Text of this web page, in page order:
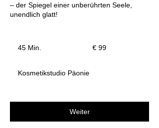
– der Spiegel einer unberührten Seele,
unendlich glatt!
45 Min.
i
€ 99
Kosmetikstudio Päonie
Weiter